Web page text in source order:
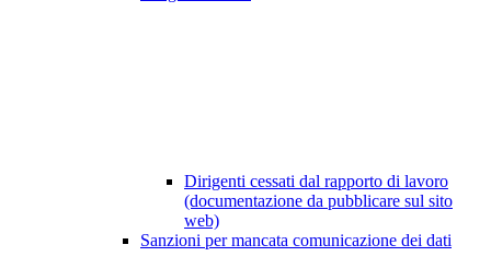
Dirigenti cessati dal rapporto di lavoro
(documentazione da pubblicare sul sito
web)
Sanzioni per mancata comunicazione dei dati